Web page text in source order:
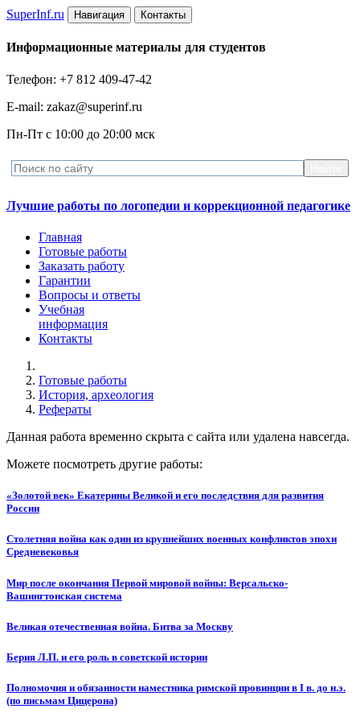
SuperInf.ru Навигация Контакты
Информационные материалы для студентов
Телефон: +7 812 409-47-42
E-mail: zakaz@superinf.ru
Пн-Пт с 10:00 до 20:00 мск
Лучшие работы по логопедии и коррекционной педагогике
Главная
Готовые работы
Заказать работу
Гарантии
Вопросы и ответы
Учебная
информация
Контакты
Готовые работы
История, археология
Рефераты
Данная работа временно скрыта с сайта или удалена навсегда.
Можете посмотреть другие работы:
«Золотой век» Екатерины Великой и его последствия для развития
России
Столетняя война как один из крупнейших военных конфликтов эпохи
Средневековья
Мир после окончания Первой мировой войны: Версальско-
Вашингтонская система
Великая отечественная война. Битва за Москву
Берия Л.П. и его роль в советской истории
Полномочия и обязанности наместника римской провинции в I в. до н.э.
(по письмам Цицерона)